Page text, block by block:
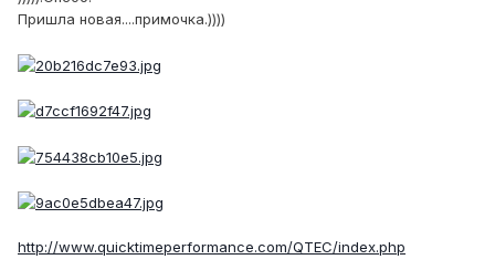
Пришла новая....примочка.))))
http://www.quicktimeperformance.com/QTEC/index.php